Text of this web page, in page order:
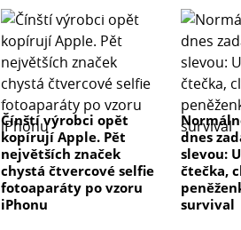
100 Ω
Rozměry
433 × 95 × 360 mm
Hmotnost
17,5 kg
Příkon
415 W
Čínští výrobci opět
kopírují Apple. Pět
největších značek
chystá čtvercové selfie
fotoaparáty po vzoru
iPhonu
dnes
slevou:
čtečka,
survival